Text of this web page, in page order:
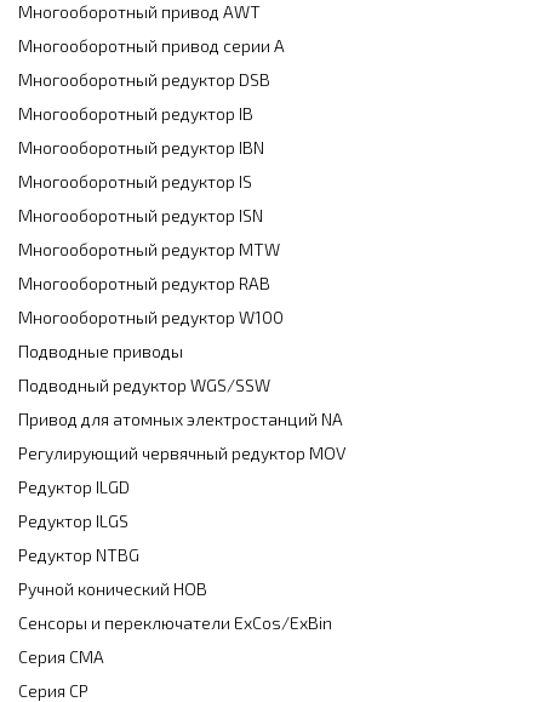
Многооборотный привод AWT
Многооборотный привод серии А
Многооборотный редуктор DSB
Многооборотный редуктор IB
Многооборотный редуктор IBN
Многооборотный редуктор IS
Многооборотный редуктор ISN
Многооборотный редуктор MTW
Многооборотный редуктор RAB
Многооборотный редуктор W100
Подводные приводы
Подводный редуктор WGS/SSW
Привод для атомных электростанций NA
Регулирующий червячный редуктор MOV
Редуктор ILGD
Редуктор ILGS
Редуктор NTBG
Ручной конический НОВ
Сенсоры и переключатели ExCos/ExBin
Серия CMA
Серия CP